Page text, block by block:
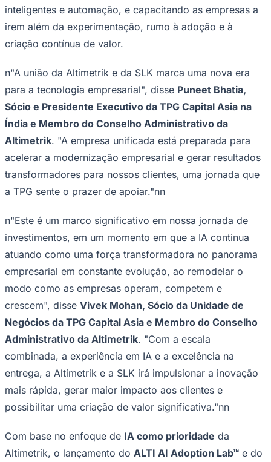
Vitória
compromisso inabalável em ajudar nossos clientes a
liderar com confiança na era dos negócios inteligentes",
disseRaj Sundaresan, Diretor Executivo da Altimetrik
que vai além da simples expansão; trata-se de ajudar as
empresas a crescer de modo responsável em um mundo
com foco em IA, que reformula o modo como utilizam a
IA para gerar um impacto real e mensurável."nn
A Altimetrik e a SLK reúnem uma equipe internacional de
mais de 10.000 profissionais em mais de 17 países,
operando em mais de 20 centros de engenharia. A
corporativos, incluindo líderes da Fortune 500, que
oferecem um conjunto completo de soluções com foco
em IA, abrangendo dados, engenharia, operações
inteligentes e automação, e capacitando as empresas a
irem além da experimentação, rumo à adoção e à
criação contínua de valor.
n"A união da Altimetrik e da SLK marca uma nova era
para a tecnologia empresarial", dissePuneet Bhatia,
Sócio e Presidente Executivo da TPG Capital Asia na
Índia e Membro do Conselho Administrativo da
Altimetrik. "A empresa unificada está preparada para
transformadores para nossos clientes, uma jornada que
a TPG sente o prazer de apoiar."nn